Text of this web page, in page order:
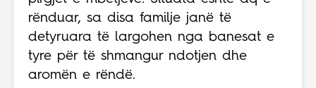
rënduar, sa disa familje janë të
detyruara të largohen nga banesat e
tyre për të shmangur ndotjen dhe
aromën e rëndë.